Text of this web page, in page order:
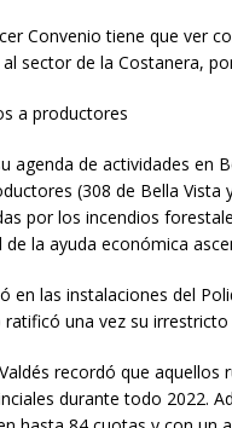
Convenio tiene que ver
sector de la Costanera,
a productores
agenda de actividades en
(308 de Bella
por los incendios
la ayuda económica
en las instalaciones del
una vez su
recordó que
durante todo 2022.